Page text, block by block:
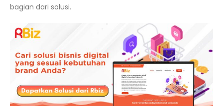
bagian dari solusi.